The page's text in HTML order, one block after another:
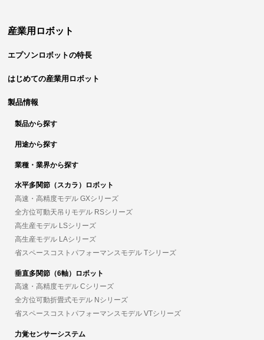
産業用ロボット
エプソンロボットの特長
はじめての産業用ロボット
製品情報
製品から探す
用途から探す
業種・業界から探す
水平多関節（スカラ）ロボット
高速・高精度モデル GXシリーズ
全方位可動天吊りモデル RSシリーズ
高生産モデル LSシリーズ
高生産モデル LAシリーズ
省スペースコストパフォーマンスモデル Tシリーズ
垂直多関節（6軸）ロボット
高速・高精度モデル Cシリーズ
全方位可動折畳式モデル Nシリーズ
省スペースコストパフォーマンスモデル VTシリーズ
力覚センサーシステム